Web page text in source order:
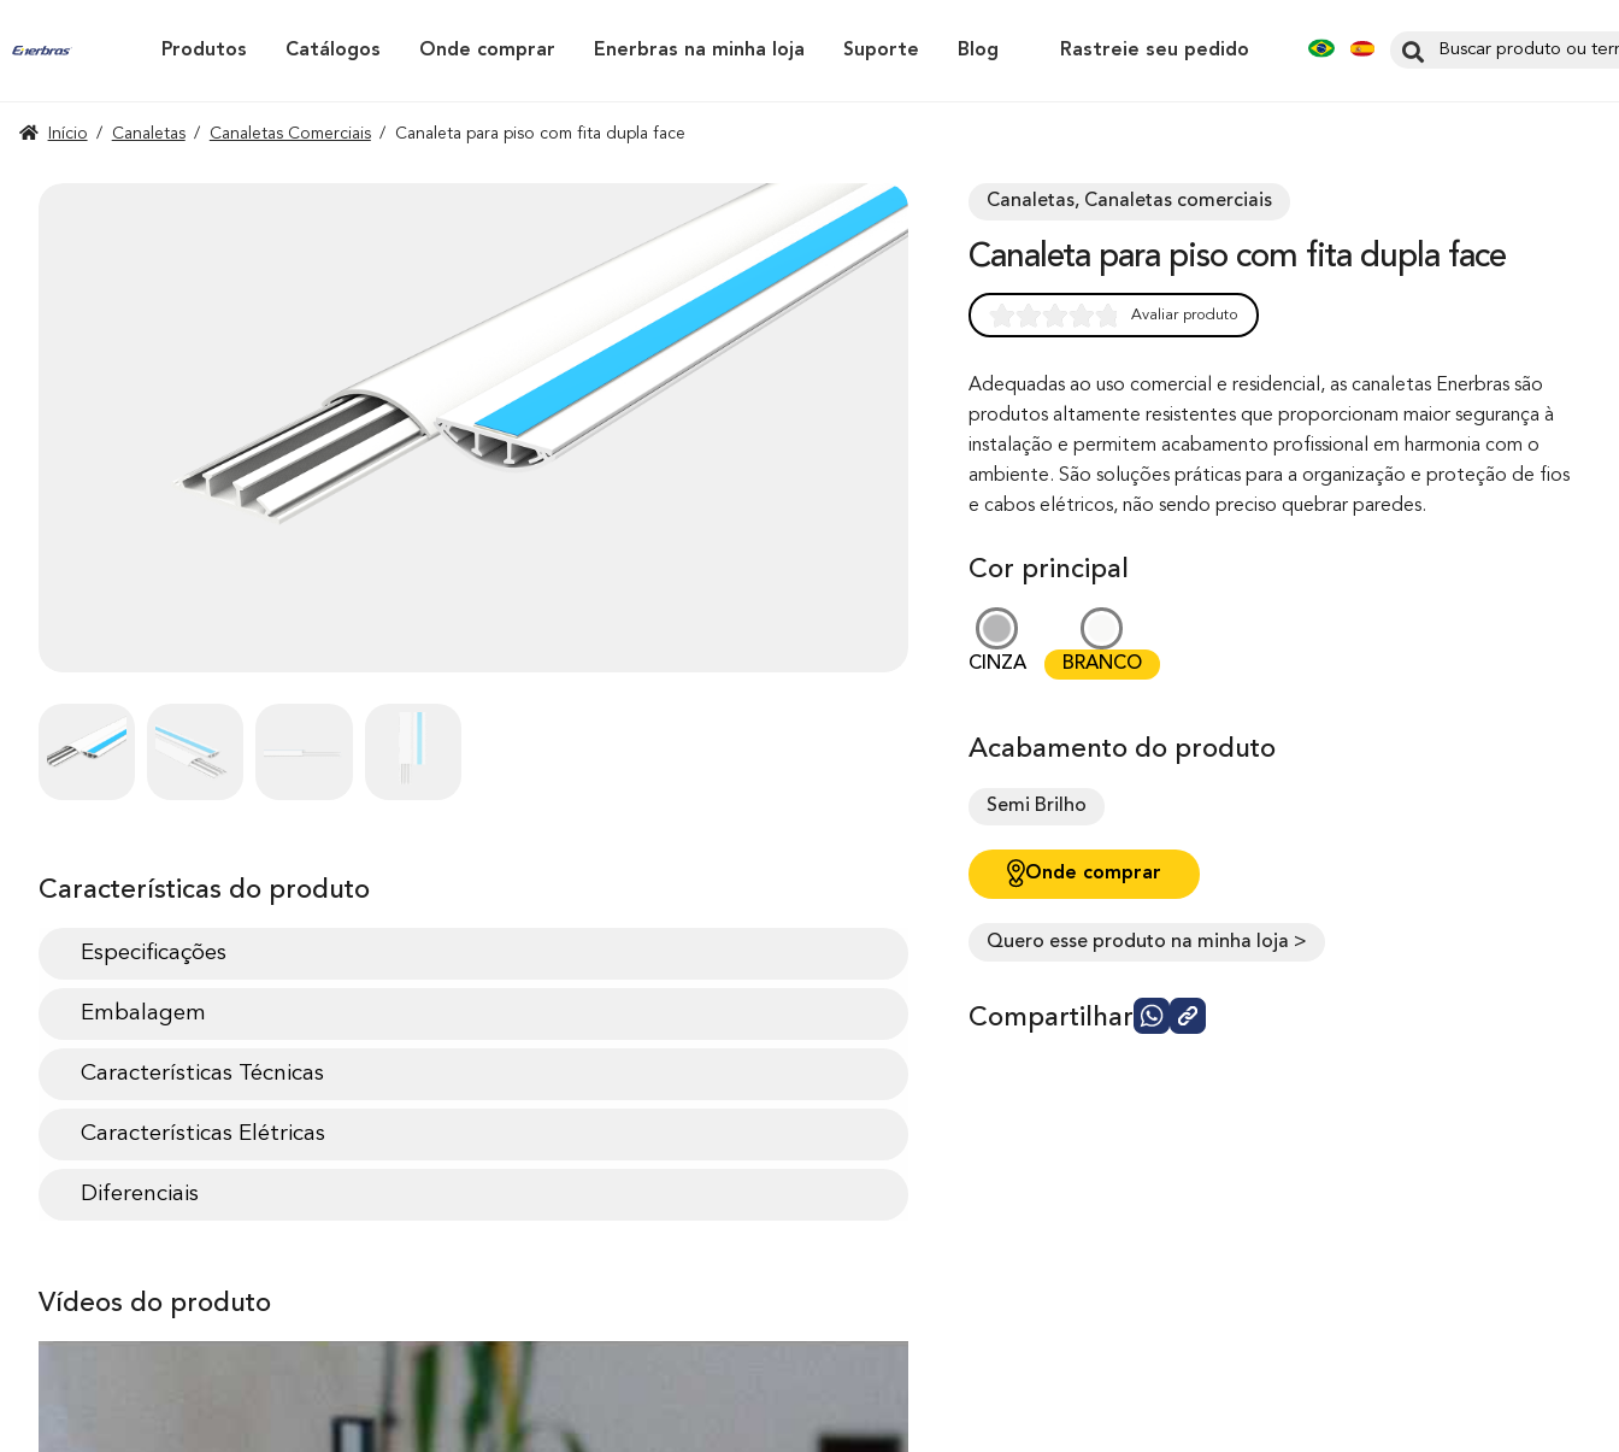
Produtos Catálogos Onde comprar Enerbras na minha loja Suporte Blog Rastreie seu pedido
Início / Canaletas / Canaletas Comerciais / Canaleta para piso com fita dupla face
Características do produto
Especificações
Embalagem
Características Técnicas
Características Elétricas
Diferenciais
Vídeos do produto
Canaletas, Canaletas comerciais
Canaleta para piso com fita dupla face
out of 0
based on
customer
rating
Avaliar produto
Adequadas ao uso comercial e residencial, as canaletas Enerbras são
produtos altamente resistentes que proporcionam maior segurança à
instalação e permitem acabamento profissional em harmonia com o
ambiente. São soluções práticas para a organização e proteção de fios
e cabos elétricos, não sendo preciso quebrar paredes.
Cor principal
CINZA BRANCO
Acabamento do produto
Semi Brilho
Onde comprar
Quero esse produto na minha loja >
Compartilhar